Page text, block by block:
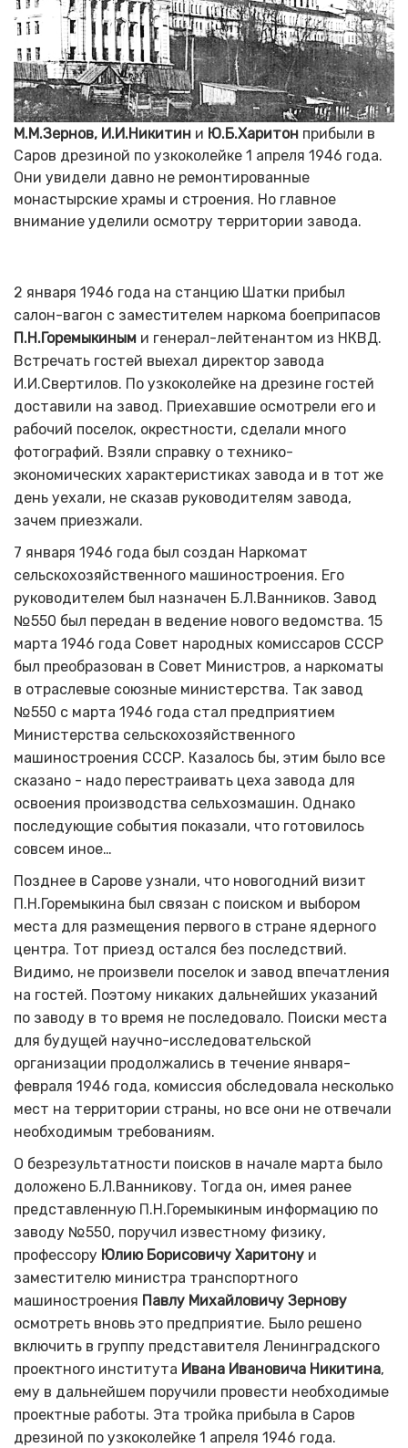
М.М.Зернов, И.И.Никитин и Ю.Б.Харитон прибыли в
Саров дрезиной по узкоколейке 1 апреля 1946 года.
Они увидели давно не ремонтированные
монастырские храмы и строения. Но главное
внимание уделили осмотру территории завода.
2 января 1946 года на станцию Шатки прибыл
салон-вагон с заместителем наркома боеприпасов
П.Н.Горемыкиным и генерал-лейтенантом из НКВД.
Встречать гостей выехал директор завода
И.И.Свертилов. По узкоколейке на дрезине гостей
доставили на завод. Приехавшие осмотрели его и
рабочий поселок, окрестности, сделали много
фотографий. Взяли справку о технико-
экономических характеристиках завода и в тот же
день уехали, не сказав руководителям завода,
зачем приезжали.
7 января 1946 года был создан Наркомат
сельскохозяйственного машиностроения. Его
руководителем был назначен Б.Л.Ванников. Завод
№550 был передан в ведение нового ведомства. 15
марта 1946 года Совет народных комиссаров СССР
был преобразован в Совет Министров, а наркоматы
в отраслевые союзные министерства. Так завод
№550 с марта 1946 года стал предприятием
Министерства сельскохозяйственного
машиностроения СССР. Казалось бы, этим было все
сказано - надо перестраивать цеха завода для
освоения производства сельхозмашин. Однако
последующие события показали, что готовилось
совсем иное…
Позднее в Сарове узнали, что новогодний визит
П.Н.Горемыкина был связан с поиском и выбором
места для размещения первого в стране ядерного
центра. Тот приезд остался без последствий.
Видимо, не произвели поселок и завод впечатления
на гостей. Поэтому никаких дальнейших указаний
по заводу в то время не последовало. Поиски места
для будущей научно-исследовательской
организации продолжались в течение января-
февраля 1946 года, комиссия обследовала несколько
мест на территории страны, но все они не отвечали
необходимым требованиям.
О безрезультатности поисков в начале марта было
доложено Б.Л.Ванникову. Тогда он, имея ранее
представленную П.Н.Горемыкиным информацию по
заводу №550, поручил известному физику,
профессору Юлию Борисовичу Харитону и
заместителю министра транспортного
машиностроения Павлу Михайловичу Зернову
осмотреть вновь это предприятие. Было решено
включить в группу представителя Ленинградского
проектного института Ивана Ивановича Никитина,
ему в дальнейшем поручили провести необходимые
проектные работы. Эта тройка прибыла в Саров
дрезиной по узкоколейке 1 апреля 1946 года.